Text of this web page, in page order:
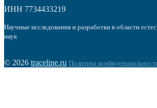
ИНН 7734433219
Научные исследования и разработки в области
наук
© 2026 traceline.ru Политика